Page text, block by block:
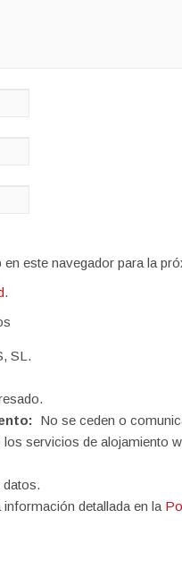
este navegador para la
.
SL.
No se ceden o
servicios de alojamiento
detallada en la